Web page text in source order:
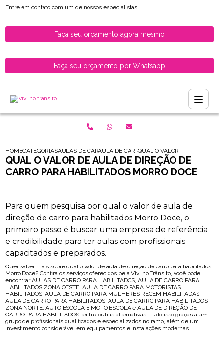
Entre em contato com um de nossos especialistas!
Faça seu orçamento agora mesmo
Faça seu orçamento por Whatsapp
HOMECATEGORIASAULAS DE CARRO PARA HABILITADOS
AULA DE CARRO PARA HABILITADOS ZONA
QUAL O VALOR DE AULA DE
QUAL O VALOR DE AULA DE DIREÇÃO DE
CARRO PARA HABILITADOS MORRO DOCE
Para quem pesquisa por qual o valor de aula de
direção de carro para habilitados Morro Doce, o
primeiro passo é buscar uma empresa de referência
e credibilidade para ter aulas com profissionais
capacitados e preparados.
Quer saber mais sobre qual o valor de aula de direção de carro para habilitados
Morro Doce? Confira os serviços oferecidos pela Vivi no Trânsito, você pode
encontrar AULAS DE CARRO PARA HABILITADOS, AULA DE CARRO PARA
HABILITADOS ZONA OESTE, AULA DE CARRO PARA MOTORISTAS
HABILITADOS, AULA DE CARRO PARA MULHERES RECÉM HABILITADAS,
AULA DE CARRO PARA HABILITADOS, AULA DE CARRO PARA HABILITADOS
ZONA NORTE, AUTO ESCOLA E MOTO ESCOLA e AULA DE DIREÇÃO DE
CARRO PARA HABILITADOS, entre outras alternativas. Tudo isso graças a um
grupo de profissionais qualificados e especializados no ramo, além de um
investimento considerável em equipamentos e instalações modernas.